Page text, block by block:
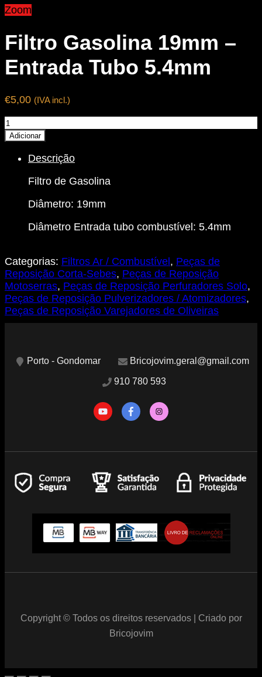
Zoom
Filtro Gasolina 19mm –
Entrada Tubo 5.4mm
€5,00 (IVA incl.)
Quantidade
de
Gasolina
5.4mm
Adicionar
Descrição
Filtro de Gasolina
Diâmetro: 19mm
Diâmetro Entrada tubo combustível: 5.4mm
Categorias: Filtros Ar / Combustível , Peças de
Reposição Corta-Sebes, Peças de Reposição
Motoserras, Peças de Reposição Perfuradores Solo,
Peças de Reposição Pulverizadores / Atomizadores,
Peças de Reposição Varejadores de Oliveiras
Porto - Gondomar Bricojovim.geral@gmail.com
910 780 593
Copyright © Todos os direitos reservados | Criado por
Bricojovim